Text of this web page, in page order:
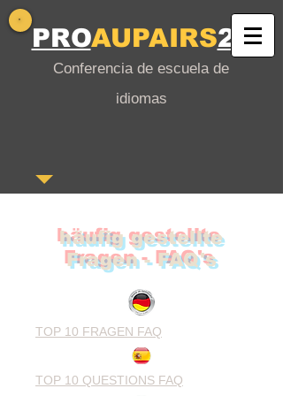
PROAUPAIRS24
Conferencia de escuela de
idiomas
häufig gestellte
Fragen -FAQ's
TOP 10 FRAGEN FAQ
TOP 10 QUESTIONS FAQ